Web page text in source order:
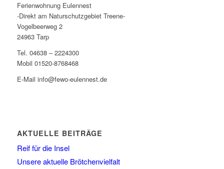
Ferienwohnung Eulennest
-Direkt am Naturschutzgebiet Treene-
Vogelbeerweg 2
24963 Tarp
Tel. 04638 – 2224300
Mobil 01520-8768468
E-Mail info@fewo-eulennest.de
AKTUELLE BEITRÄGE
Reif für die Insel
Unsere aktuelle Brötchenvielfalt